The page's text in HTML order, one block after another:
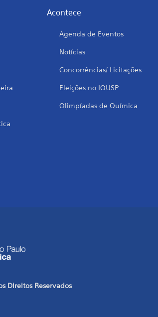
Acontece
Agenda de Eventos
Notícias
Concorrências/ Licitações
Eleições no IQUSP
Olimpíadas de Química
Direitos Reservados